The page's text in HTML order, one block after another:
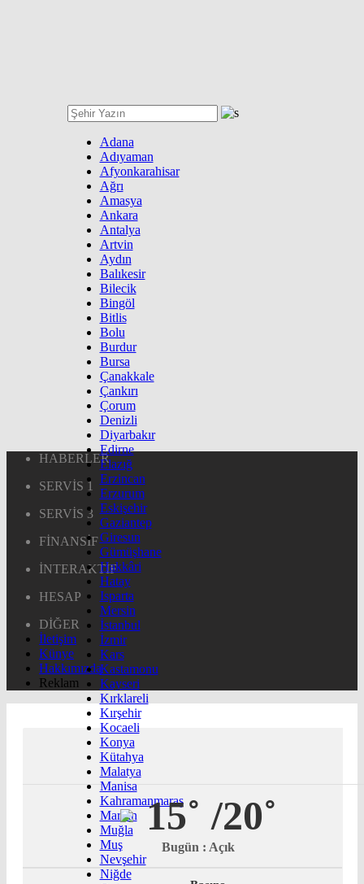
HABERLER
SERVİS 1
SERVİS 3
FİNANSİF
İNTERAKTİF
HESAP
DİĞER
İletişim
Künye
Hakkımızda
Reklam
Adana
Adıyaman
Afyonkarahisar
Ağrı
Amasya
Ankara
Antalya
Artvin
Aydın
Balıkesir
Bilecik
Bingöl
Bitlis
Bolu
Burdur
Bursa
Çanakkale
Çankırı
Çorum
Denizli
Diyarbakır
Edirne
Elazığ
Erzincan
Erzurum
Eskişehir
Gaziantep
Giresun
Gümüşhane
Hakkâri
Hatay
Isparta
Mersin
İstanbul
İzmir
Kars
Kastamonu
Kayseri
Kırklareli
Kırşehir
Kocaeli
Konya
Kütahya
Malatya
Manisa
Kahramanmaraş
Mardin
Muğla
Muş
Nevşehir
Niğde
15˚ /20˚
Bugün : Açık